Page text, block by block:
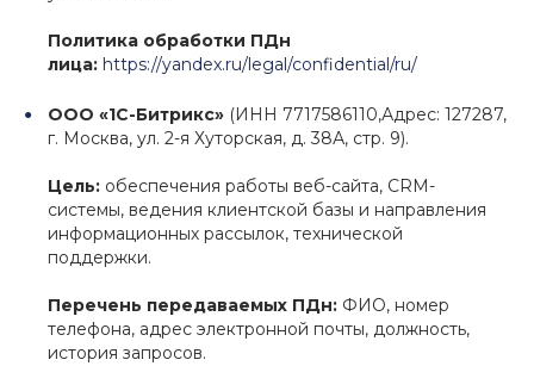
Политика обработки ПДн
лица: https://yandex.ru/legal/confidential/ru/
ООО «1С-Битрикс» (ИНН 7717586110,Адрес: 127287,
г. Москва, ул. 2-я Хуторская, д. 38А, стр. 9).
Цель: обеспечения работы веб-сайта, CRM-
системы, ведения клиентской базы и направления
информационных рассылок, технической
поддержки.
Перечень передаваемых ПДн: ФИО, номер
телефона, адрес электронной почты, должность,
история запросов.